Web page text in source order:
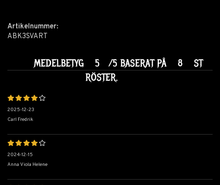
Artikelnummer:
ABK3SVART
MEDELBETYG 5 /5 BASERAT PÅ 8
ST
RÖSTER.
2025-12-23
Carl Fredrik
2024-12-15
Anna Viola Helene